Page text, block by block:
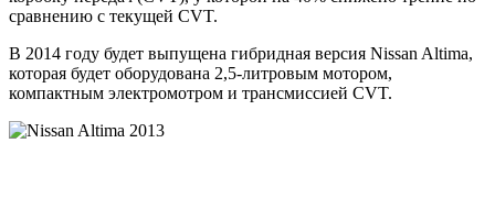
сравнению с текущей CVT.
В 2014 году будет выпущена гибридная версия Nissan Altima,
которая будет оборудована 2,5-литровым мотором,
компактным электромотром и трансмиссией CVT.